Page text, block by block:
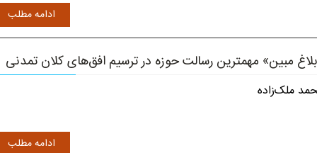
ادامه مطلب
مبین» مهمترین رسالت حوزه در ترسیم افق‌های کلان تمدنی
ملک‌زاده
ادامه مطلب